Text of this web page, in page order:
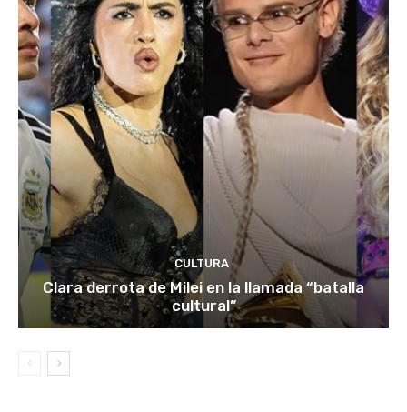
CULTURA
Clara derrota de Milei en la llamada “batalla
cultural”